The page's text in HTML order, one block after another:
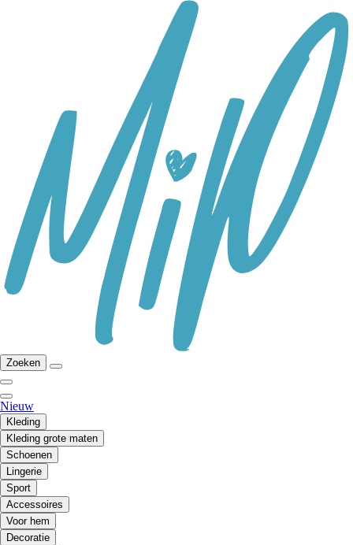
Zoeken
Nieuw
Kleding
Kleding grote maten
Schoenen
Lingerie
Sport
Accessoires
Voor hem
Decoratie